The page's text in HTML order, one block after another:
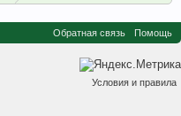
Обратная связь Помощь
Условия и правила